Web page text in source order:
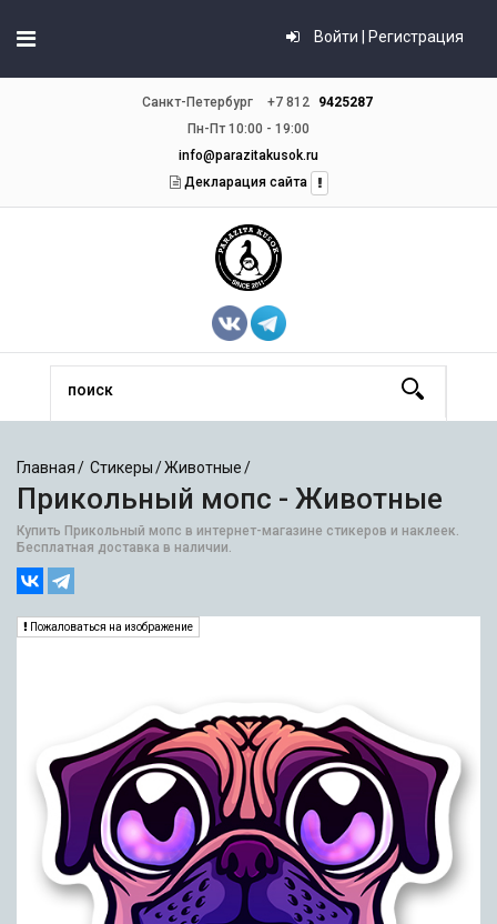
Войти | Регистрация
Санкт-Петербург +7 812
9425287
Пн-Пт 10:00 - 19:00
info@parazitakusok.ru
Декларация сайта
Главная Стикеры Животные
Прикольный мопс - Животные
Купить Прикольный мопс в интернет-магазине стикеров и наклеек.
Бесплатная доставка в наличии.
Пожаловаться на изображение